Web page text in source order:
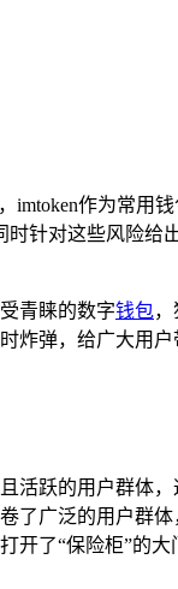
imtoken作为常用
针对这些风险给
青睐的数字钱包
炸弹，给广大用
活跃的用户群体
了广泛的用户群
了“保险柜”的大